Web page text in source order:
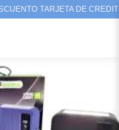
TARJETA DE